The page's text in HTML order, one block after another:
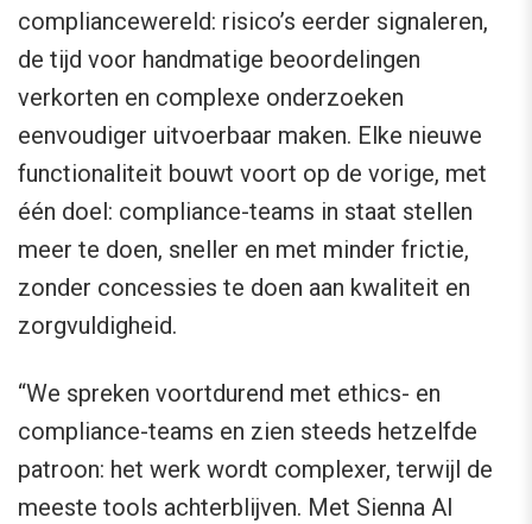
compliancewereld: risico’s eerder signaleren,
de tijd voor handmatige beoordelingen
verkorten en complexe onderzoeken
eenvoudiger uitvoerbaar maken. Elke nieuwe
functionaliteit bouwt voort op de vorige, met
één doel: compliance-teams in staat stellen
meer te doen, sneller en met minder frictie,
zonder concessies te doen aan kwaliteit en
zorgvuldigheid.
“We spreken voortdurend met ethics- en
compliance-teams en zien steeds hetzelfde
patroon: het werk wordt complexer, terwijl de
meeste tools achterblijven. Met Sienna AI